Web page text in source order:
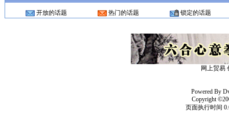
开放的话题 热门的话题 锁定的话题
网上贸易
Powered By
Copyright
页面执行时间